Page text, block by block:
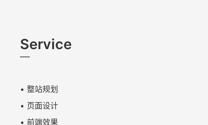
Service
• 整站规划
• 页面设计
• 前端效果